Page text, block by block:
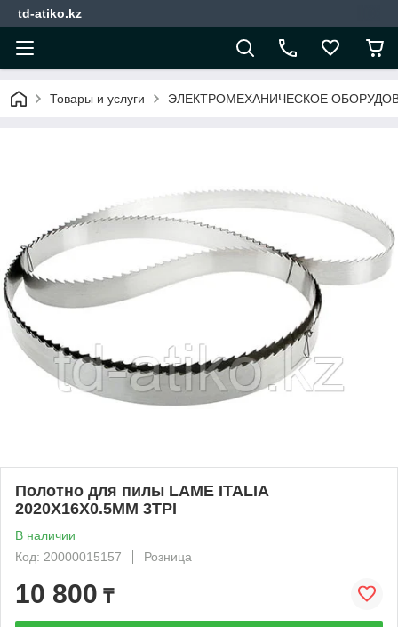
td-atiko.kz
Товары и услуги ЭЛЕКТРОМЕХАНИЧЕСКОЕ
Полотно для пилы LAME ITALIA
2020Х16X0.5MM 3TPI
В наличии
Код: 20000015157
Розница
10 800 ₸